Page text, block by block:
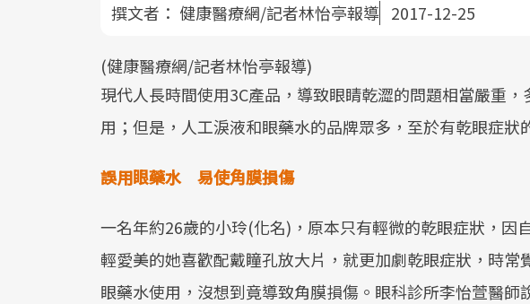
撰文者： 健康醫療網/記者林怡亭報導 2017-12-25
(健康醫療網/記者林怡亭報導)
現代人長時間使用3C產品，導致眼睛乾澀的問題相當嚴重
用；但是，人工淚液和眼藥水的品牌眾多，至於有乾眼症狀
誤用眼藥水 易使角膜損傷
一名年約26歲的小玲(化名)，原本只有輕微的乾眼症狀，因
輕愛美的她喜歡配戴瞳孔放大片，就更加劇乾眼症狀，時常
眼藥水使用，沒想到竟導致角膜損傷。眼科診所李怡萱醫師
面對
邁向
療院
狀
健康